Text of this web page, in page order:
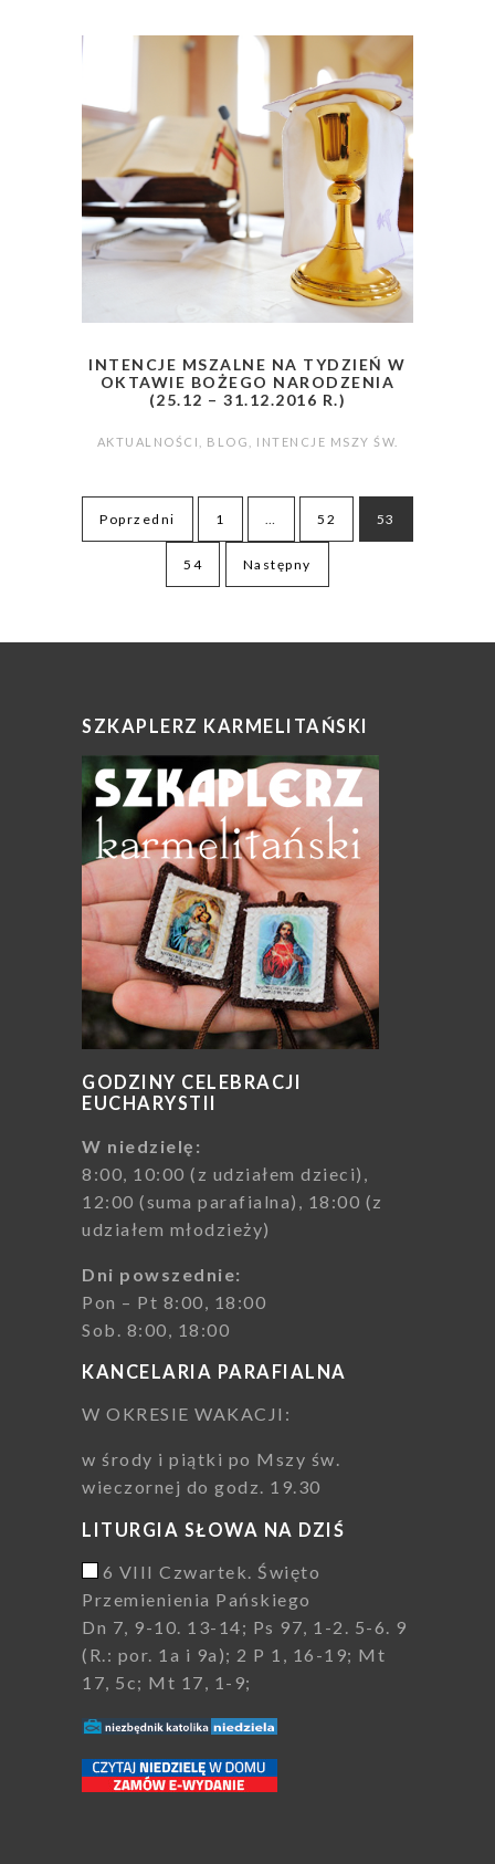
INTENCJE MSZALNE NA TYDZIEŃ W
OKTAWIE BOŻEGO NARODZENIA
(25.12 – 31.12.2016 R.)
AKTUALNOŚCI BLOG INTENCJE MSZY ŚW.
Stronicowanie
wpisów
Poprzedni 1 … 52 53
54 Następny
SZKAPLERZ KARMELITAŃSKI
GODZINY CELEBRACJI
EUCHARYSTII
W niedzielę:
8:00, 10:00 (z udziałem dzieci),
12:00 (suma parafialna), 18:00 (z
udziałem młodzieży)
Dni powszednie:
Pon – Pt 8:00, 18:00
Sob. 8:00, 18:00
KANCELARIA PARAFIALNA
W OKRESIE WAKACJI:
w środy i piątki po Mszy św.
wieczornej do godz. 19.30
LITURGIA SŁOWA NA DZIŚ
6 VIII Czwartek. Święto
Przemienienia Pańskiego
Dn 7, 9-10. 13-14; Ps 97, 1-2. 5-6. 9
(R.: por. 1a i 9a); 2 P 1, 16-19; Mt
17, 5c; Mt 17, 1-9;